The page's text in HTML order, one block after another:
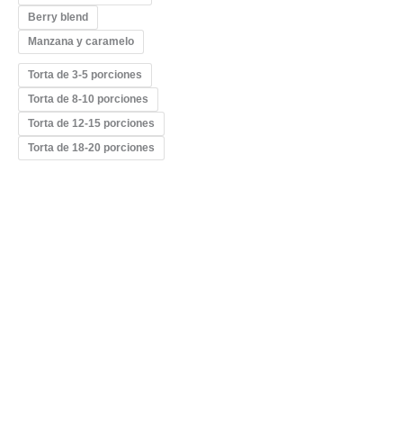
Berry blend
Manzana y caramelo
Torta de 3-5 porciones
Torta de 8-10 porciones
Torta de 12-15 porciones
Torta de 18-20 porciones